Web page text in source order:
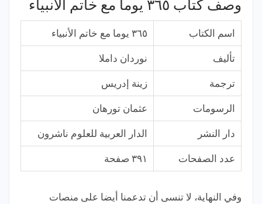
وصف كتاب ٣٦٥ يوما مع خاتم الأنبياء
اسم الكتاب ٣٦٥ يوما مع خاتم الأنبياء
تأليف نوردان داملا
ترجمة زينة إدريس
الرسومات عثمان تورهان
دار النشر الدار العربية للعلوم ناشرون
عدد الصفحات ٣٩١ صفحة
وفي النهاية، لا تنسى أن تدعمنا أيضا على منصات